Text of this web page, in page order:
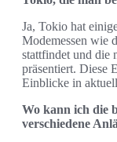
Ja, Tokio hat
Modemessen wie
stattfindet und die
präsentiert. Diese
Einblicke in
Wo kann ich die
verschiedene